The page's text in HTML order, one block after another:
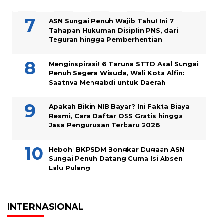
ASN Sungai Penuh Wajib Tahu! Ini 7
Tahapan Hukuman Disiplin PNS, dari
Teguran hingga Pemberhentian
Menginspirasi! 6 Taruna STTD Asal Sungai
Penuh Segera Wisuda, Wali Kota Alfin:
Saatnya Mengabdi untuk Daerah
Apakah Bikin NIB Bayar? Ini Fakta Biaya
Resmi, Cara Daftar OSS Gratis hingga
Jasa Pengurusan Terbaru 2026
Heboh! BKPSDM Bongkar Dugaan ASN
Sungai Penuh Datang Cuma Isi Absen
Lalu Pulang
INTERNASIONAL